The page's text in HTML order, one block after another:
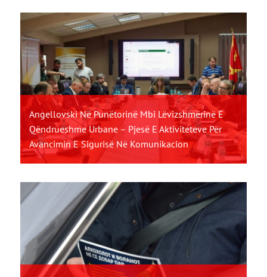
Angellovski Në Punëtorinë Mbi Lëvizshmërinë E
Qëndrueshme Urbane – Pjesë E Aktiviteteve Për
Avancimin E Sigurisë Në Komunikacion